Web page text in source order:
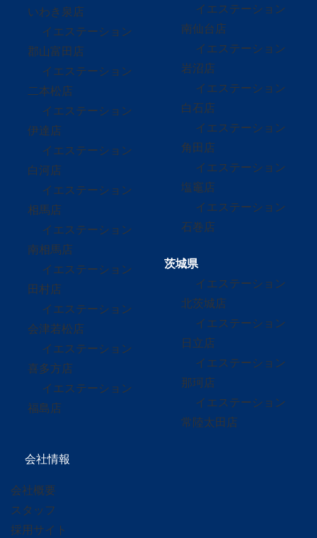
いわき泉店
イエステーション
郡山富田店
イエステーション
二本松店
イエステーション
伊達店
イエステーション
白河店
イエステーション
相馬店
イエステーション
南相馬店
イエステーション
田村店
イエステーション
会津若松店
イエステーション
喜多方店
イエステーション
福島店
イエステーション
南仙台店
イエステーション
岩沼店
イエステーション
白石店
イエステーション
角田店
イエステーション
塩竈店
イエステーション
石巻店
茨城県
イエステーション
北茨城店
イエステーション
日立店
イエステーション
那珂店
イエステーション
常陸太田店
会社情報
会社概要
スタッフ
採用サイト